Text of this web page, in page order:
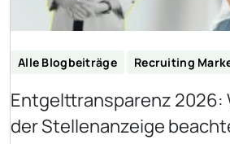
Alle Blogbeiträge Recruiting
Entgelttransparenz 2026:
der Stellenanzeige